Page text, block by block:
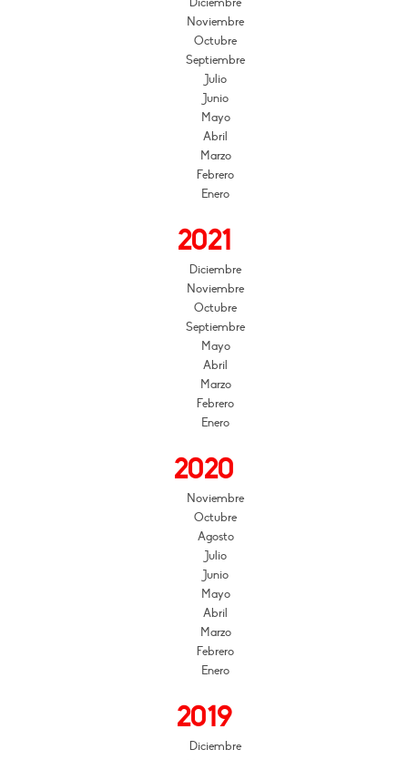
Noviembre
Octubre
Septiembre
Julio
Junio
Mayo
Abril
Marzo
Febrero
Enero
2021
Diciembre
Noviembre
Octubre
Septiembre
Mayo
Abril
Marzo
Febrero
Enero
2020
Noviembre
Octubre
Agosto
Julio
Junio
Mayo
Abril
Marzo
Febrero
Enero
2019
Diciembre